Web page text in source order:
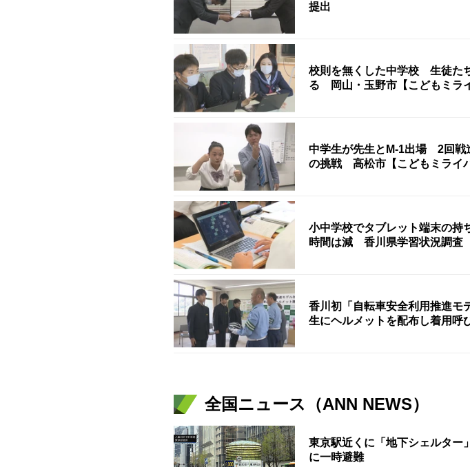
提出
校則を無くした中学校 生徒た
る 岡山・玉野市【こどもミラ
中学生が先生とM-1出場 2回戦
の挑戦 高松市【こどもミライ
小中学校でタブレット端末の
時間は減 香川県学習状況調査
香川初「自転車安全利用推進
生にヘルメットを配布し着用呼
全国ニュース（ANN NEWS）
東京駅近くに「地下シェルタ
に一時避難